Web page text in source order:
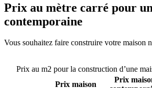
Prix au mètre carré pour
contemporaine
Vous souhaitez faire construire votre maison
Prix au m2 pour la construction d’une
Prix maison
Prix